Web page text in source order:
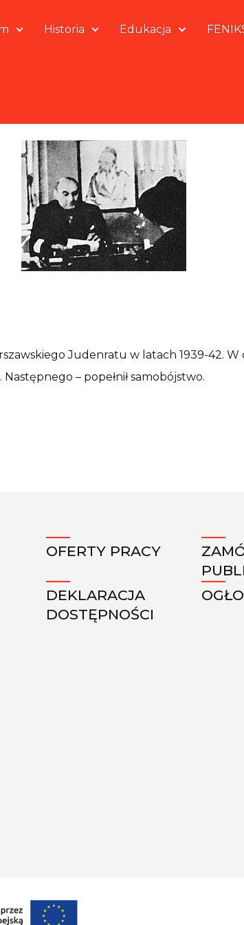
Historia Edukacja
Judenratu w latach 1939-42.
– popełnił samobójstwo.
OFERTY PRACY
DEKLARACJA
DOSTĘPNOŚCI